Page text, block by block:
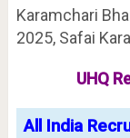
Karamchari
2025, Safai
UHQ
All India